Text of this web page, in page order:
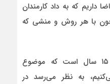
داریم که به داد کارمندان
چون با هر روش و منشی که
ابوالقاسمی تاکید کرد: حدود ۱۵ سال است که موضوع
به نظر می‌رسد در